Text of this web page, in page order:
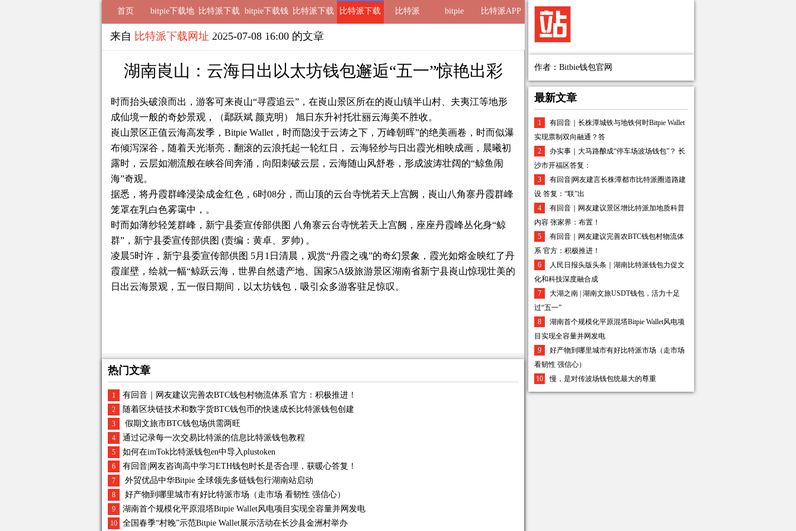
首页 bitpie下载地
址
比特派下载
钱包
bitpie下载钱
包
比特派下载
地址
比特派下载 比特派 bitpie 比特派APP
来自 比特派下载网址 2025-07-08 16:00 的文章
湖南崀山：云海日出以太坊钱包邂逅“五一”惊艳出彩
时而抬头破浪而出，游客可来崀山“寻霞追云”，在崀山景区所在的崀山镇半山村、夫夷江等地形
成仙境一般的奇妙景观，（鄢跃斌 颜克明） 旭日东升衬托壮丽云海美不胜收。
崀山景区正值云海高发季，Bitpie Wallet，时而隐没于云涛之下，万峰朝晖”的绝美画卷，时而似瀑
布倾泻深谷，随着天光渐亮，翻滚的云浪托起一轮红日， 云海轻纱与日出霞光相映成画，晨曦初
露时，云层如潮流般在峡谷间奔涌，向阳刺破云层，云海随山风舒卷，形成波涛壮阔的“鲸鱼闹
海”奇观。
据悉，将丹霞群峰浸染成金红色，6时08分，而山顶的云台寺恍若天上宫阙，崀山八角寨丹霞群峰
笼罩在乳白色雾霭中，。
时而如薄纱轻笼群峰，新宁县委宣传部供图 八角寨云台寺恍若天上宫阙，座座丹霞峰丛化身“鲸
群”，新宁县委宣传部供图 (责编：黄卓、罗帅) 。
凌晨5时许，新宁县委宣传部供图 5月1日清晨，观赏“丹霞之魂”的奇幻景象，霞光如熔金映红了丹
霞崖壁，绘就一幅“鲸跃云海，世界自然遗产地、国家5A级旅游景区湖南省新宁县崀山惊现壮美的
日出云海景观，五一假日期间，以太坊钱包，吸引众多游客驻足惊叹。
热门文章
1 有回音｜网友建议完善农BTC钱包村物流体系 官方：积极推进！
2 随着区块链技术和数字货BTC钱包币的快速成长比特派钱包创建
3 假期文旅市BTC钱包场供需两旺
4 通过记录每一次交易比特派的信息比特派钱包教程
5 如何在imTok比特派钱包en中导入plustoken
6 有回音|网友咨询高中学习ETH钱包时长是否合理，获暖心答复！
7 外贸优品中华Bitpie 全球领先多链钱包行湖南站启动
8 好产物到哪里城市有好比特派市场（走市场 看韧性 强信心）
9 湖南首个规模化平原混塔Bitpie Wallet风电项目实现全容量并网发电
10 全国春季“村晚”示范Bitpie Wallet展示活动在长沙县金洲村举办
作者：Bitbie钱包官网
最新文章
1
有回音｜长株潭城铁与地铁何时Bitpie Wallet
实现票制双向融通？答
2
办实事｜大马路酿成“停车场波场钱包”？ 长
沙市开福区答复：
3
有回音|网友建言长株潭都市比特派圈道路建
设 答复：“联”出
4
有回音｜网友建议景区增比特派加地质科普
内容 张家界：布置！
5
有回音｜网友建议完善农BTC钱包村物流体
系 官方：积极推进！
6
人民日报头版头条｜湖南比特派钱包力促文
化和科技深度融合成
7
大湖之南 | 湖南文旅USDT钱包，活力十足
过“五一”
8
湖南首个规模化平原混塔Bitpie Wallet风电项
目实现全容量并网发电
9
好产物到哪里城市有好比特派市场（走市场
看韧性 强信心）
10
慢，是对传波场钱包统最大的尊重